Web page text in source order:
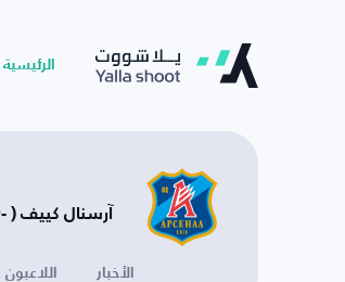
الرئيسية
آرسنال كييف ( -2019) - أوكرانيا
الأخبار اللاعبون